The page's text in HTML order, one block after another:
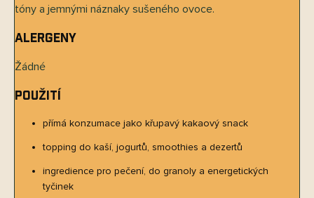
tóny a jemnými náznaky sušeného ovoce.
Alergeny
Žádné
Použití
přímá konzumace jako křupavý kakaový snack
topping do kaší, jogurtů, smoothies a dezertů
ingredience pro pečení, do granoly a energetických
tyčinek